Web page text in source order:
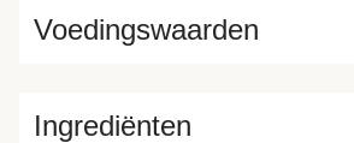
Ingrediënten
Voedingswaarden